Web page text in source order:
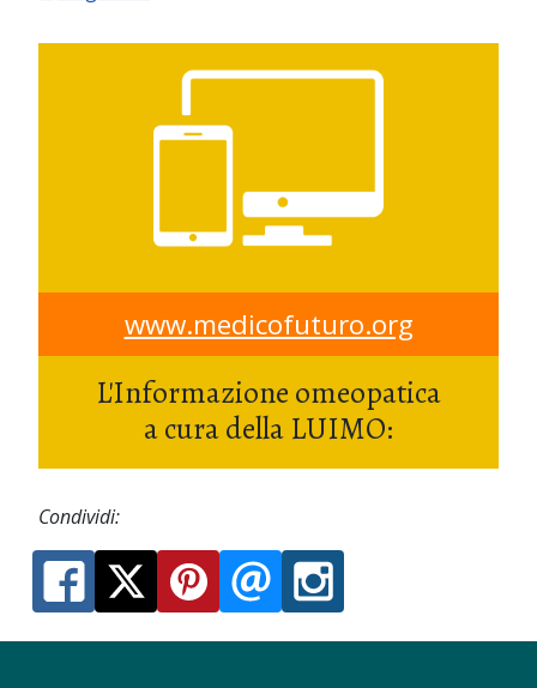
www.medicofuturo.org
L'Informazione omeopatica
a cura della LUIMO:
Condividi: